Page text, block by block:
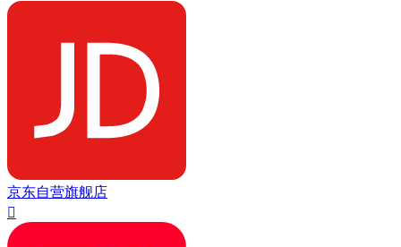
京东自营旗舰店
